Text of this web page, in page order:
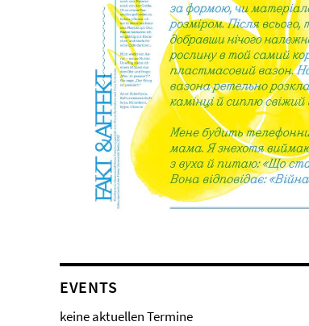
EVENTS
keine aktuellen Termine